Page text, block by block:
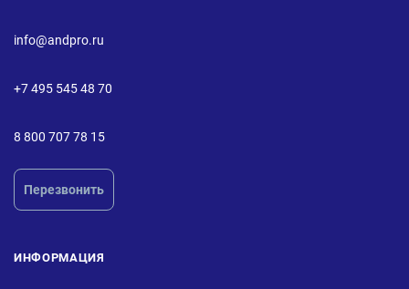
info@andpro.ru
+7 495 545 48 70
8 800 707 78 15
Перезвонить
ИНФОРМАЦИЯ